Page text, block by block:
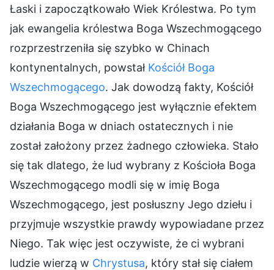
Łaski i zapoczątkowało Wiek Królestwa. Po tym
jak ewangelia królestwa Boga Wszechmogącego
rozprzestrzeniła się szybko w Chinach
kontynentalnych, powstał Kościół Boga
Wszechmogącego. Jak dowodzą fakty, Kościół
Boga Wszechmogącego jest wyłącznie efektem
działania Boga w dniach ostatecznych i nie
został założony przez żadnego człowieka. Stało
się tak dlatego, że lud wybrany z Kościoła Boga
Wszechmogącego modli się w imię Boga
Wszechmogącego, jest posłuszny Jego dziełu i
przyjmuje wszystkie prawdy wypowiadane przez
Niego. Tak więc jest oczywiste, że ci wybrani
ludzie wierzą w Chrystusa, który stał się ciałem